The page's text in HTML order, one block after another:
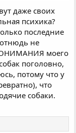
даже своих
психика?
последние
не
моего
поголовно,
потому что у
что
собаки.